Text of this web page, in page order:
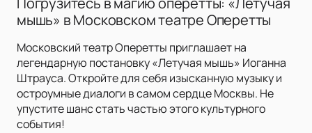
мышь» в Московском театре Оперетты
Московский театр Оперетты приглашает на
легендарную постановку «Летучая мышь» Иоганна
Штрауса. Откройте для себя изысканную музыку и
остроумные диалоги в самом сердце Москвы. Не
упустите шанс стать частью этого культурного
события!